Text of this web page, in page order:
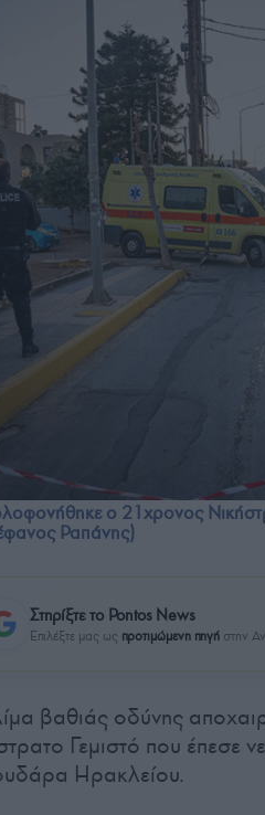
ο 21χρονος
Ραπάνης)
Στηρίξτε το Pontos News
Επιλέξτε μας ως προτιμώμενη πηγή στην
βαθιάς οδύνης
Γεμιστό που έπεσε
Ηρακλείου.